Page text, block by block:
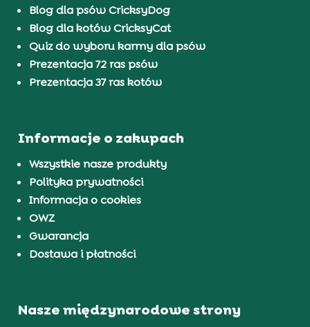
Blog dla psów CricksyDog
Blog dla kotów CricksyCat
Quiz do wyboru karmy dla psów
Prezentacja 72 ras psów
Prezentacja 37 ras kotów
Informacje o zakupach
Wszystkie nasze produkty
Polityka prywatności
Informacja o cookies
OWZ
Gwarancja
Dostawa i płatności
Nasze międzynarodowe strony